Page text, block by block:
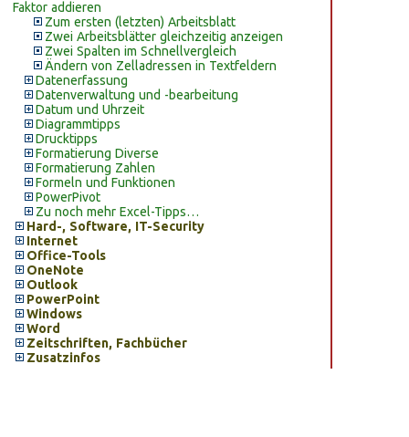
Faktor addieren
Zum ersten (letzten) Arbeitsblatt
Zwei Arbeitsblätter gleichzeitig anzeigen
Zwei Spalten im Schnellvergleich
Ändern von Zelladressen in Textfeldern
Datenerfassung
Datenverwaltung und -bearbeitung
Datum und Uhrzeit
Diagrammtipps
Drucktipps
Formatierung Diverse
Formatierung Zahlen
Formeln und Funktionen
PowerPivot
Zu noch mehr Excel-Tipps…
Hard-, Software, IT-Security
Internet
Office-Tools
OneNote
Outlook
PowerPoint
Windows
Word
Zeitschriften, Fachbücher
Zusatzinfos